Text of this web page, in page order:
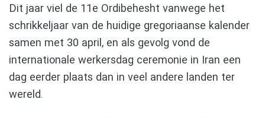
Dit jaar viel de 11e Ordibehesht vanwege het
schrikkeljaar van de huidige gregoriaanse kalender
samen met 30 april, en als gevolg vond de
internationale werkersdag ceremonie in Iran een
dag eerder plaats dan in veel andere landen ter
wereld.